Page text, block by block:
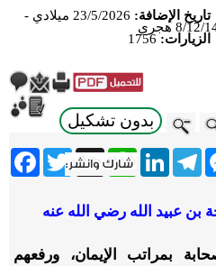
تاريخ الإضافة:
23/5/2026 ميلادي -
هجري
الزيارات: 1756
بدون تشكيل
Twitter X
WhatsApp
LinkedInTelegram
عبيد الله رضي الله عنه
بمراتب الإيمان، ورفعهم